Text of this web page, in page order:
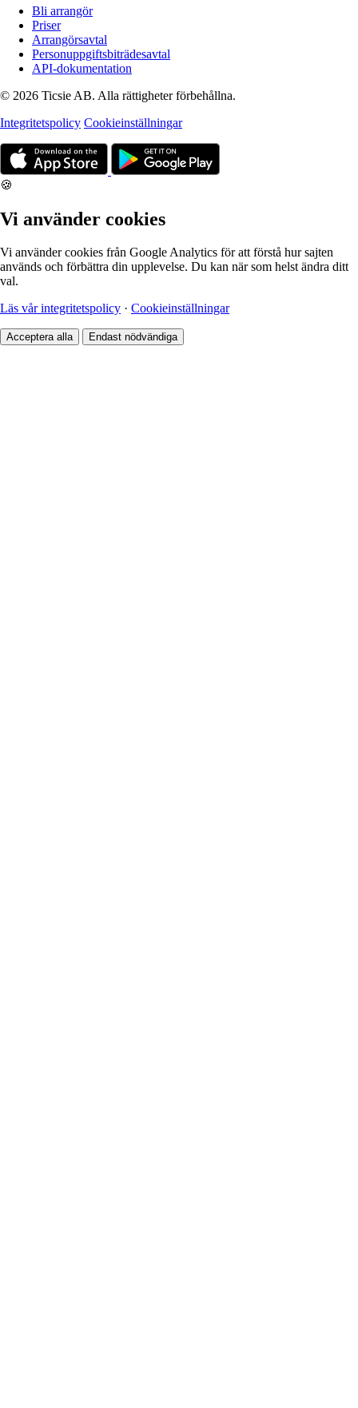
Bli arrangör
Priser
Arrangörsavtal
Personuppgiftsbiträdesavtal
API-dokumentation
© 2026 Ticsie AB. Alla rättigheter förbehållna.
Integritetspolicy Cookieinställningar
🍪
Vi använder cookies
Vi använder cookies från Google Analytics för att förstå hur sajten
används och förbättra din upplevelse. Du kan när som helst ändra ditt
val.
Läs vår integritetspolicy · Cookieinställningar
Acceptera alla Endast nödvändiga